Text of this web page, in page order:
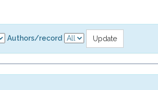
Authors/record